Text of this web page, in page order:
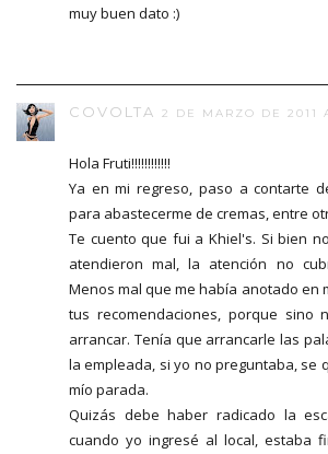
muy buen dato :)
COVOLTA 2 DE MARZO DE 2011
Hola Fruti!!!!!!!!!!!!
Ya en mi regreso, paso a contarte
para abastecerme de cremas, entre
Te cuento que fui a Khiel's. Si bien
atendieron mal, la atención no
Menos mal que me había anotado en
tus recomendaciones, porque sino
arrancar. Tenía que arrancarle las
la empleada, si yo no preguntaba, se
mío parada.
Quizás debe haber radicado la
cuando yo ingresé al local, estaba